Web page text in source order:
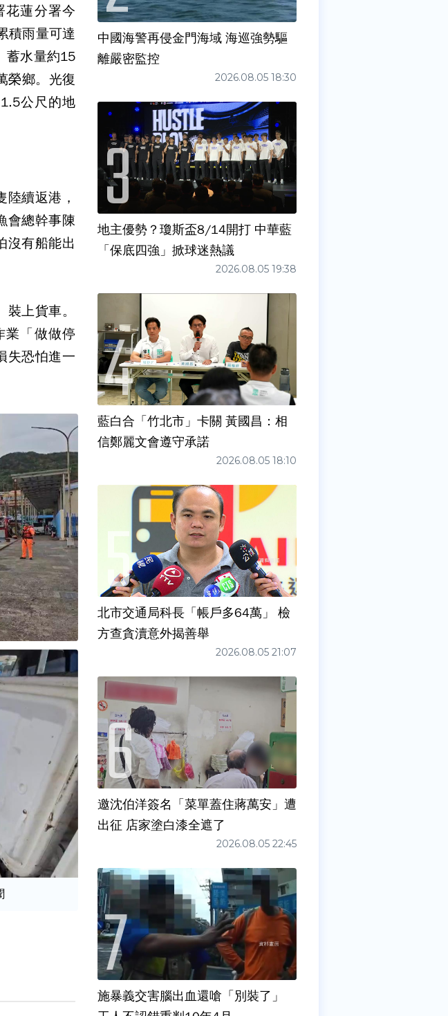
花蓮分署今
積雨量可達
蓄水量約15
榮鄉。光復
公尺的地
續返港，
會總幹事陳
沒有船能出
上貨車。
業「做做停
失恐怕進一
中國海警再侵金門海域 海巡強勢驅
離嚴密監控
2026.08.05 18:30
地主優勢？瓊斯盃8/14開打 中華藍
「保底四強」掀球迷熱議
2026.08.05 19:38
藍白合「竹北市」卡關 黃國昌：相
信鄭麗文會遵守承諾
2026.08.05 18:10
北市交通局科長「帳戶多64萬」 檢
方查貪瀆意外揭善舉
2026.08.05 21:07
邀沈伯洋簽名「菜單蓋住蔣萬安」遭
出征 店家塗白漆全遮了
2026.08.05 22:45
施暴義交害腦出血還嗆「別裝了」